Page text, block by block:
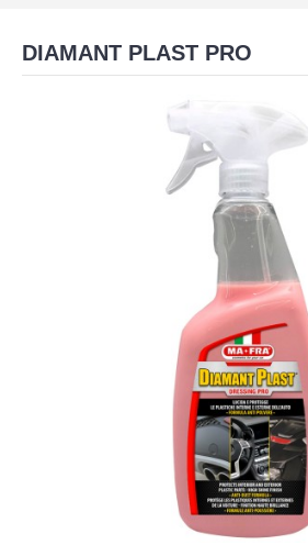
DIAMANT PLAST PRO